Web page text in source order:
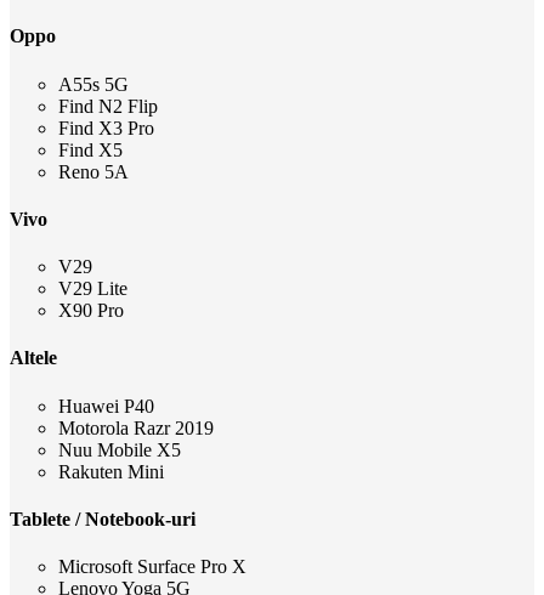
Oppo
A55s 5G
Find N2 Flip
Find X3 Pro
Find X5
Reno 5A
Vivo
V29
V29 Lite
X90 Pro
Altele
Huawei P40
Motorola Razr 2019
Nuu Mobile X5
Rakuten Mini
Tablete / Notebook-uri
Microsoft Surface Pro X
Lenovo Yoga 5G